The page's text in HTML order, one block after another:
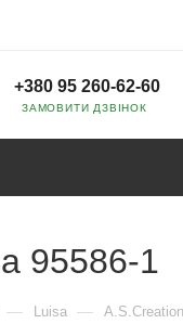
+380 95 260-62-60
ЗАМОВИТИ ДЗВІНОК
95586-1
— Luisa —